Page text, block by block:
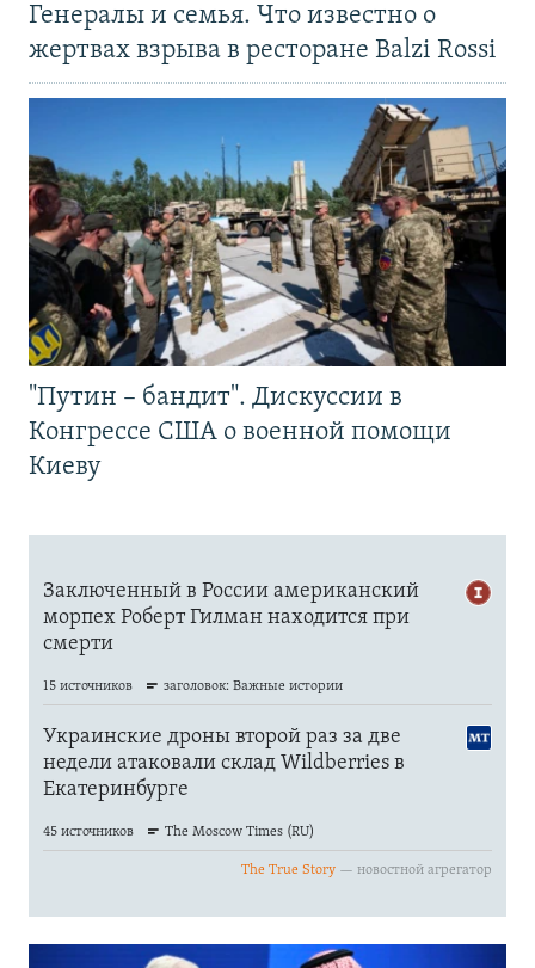
Генералы и семья. Что известно о
жертвах взрыва в ресторане Balzi Rossi
"Путин – бандит". Дискуссии в
Конгрессе США о военной помощи
Киеву